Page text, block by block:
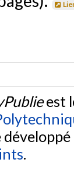
est
.